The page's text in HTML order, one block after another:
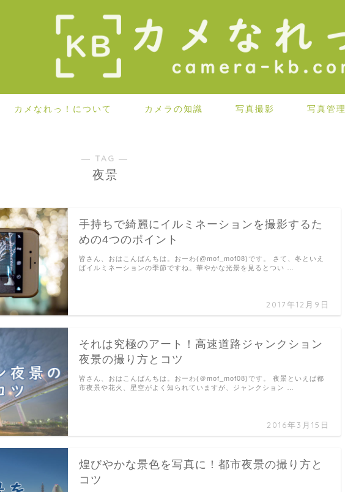
カメなれっ！について カメラの知識 写真撮影 写真管理
― TAG ―
夜景
手持ちで綺麗にイルミネーションを撮影するた
めの4つのポイント
2017年12月9日
皆さん、おはこんばんちは。おーわ(@mof_mof08)です。 さて、冬といえ
ばイルミネーションの季節ですね。華やかな光景を見るとつい …
それは究極のアート！高速道路ジャンクション
夜景の撮り方とコツ
2016年3月15日
皆さん、おはこんばんちは。おーわ(＠mof_mof08)です。 夜景といえば都
市夜景や花火、星空がよく知られていますが、ジャンクション …
煌びやかな景色を写真に！都市夜景の撮り方と
コツ